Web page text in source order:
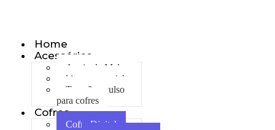
Home
Acessórios
Apoio de Malas
kit emergencial
Trancão avulso
para cofres
Cofres
Cofre Digital